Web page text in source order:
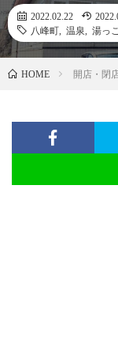
2022.02.22
八峰町
温泉 湯っ
HOME 開店・閉